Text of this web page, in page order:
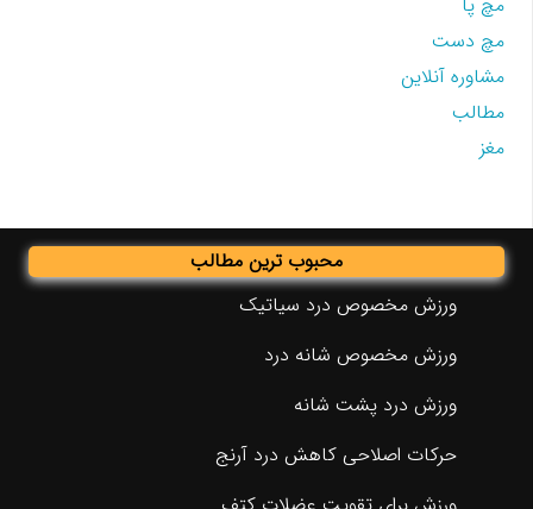
مچ دست
مشاوره آنلاین
مطالب
مغز
محبوب ترین مطالب
ورزش مخصوص درد سیاتیک
ورزش مخصوص شانه درد
ورزش درد پشت شانه
حرکات اصلاحی کاهش درد آرنج